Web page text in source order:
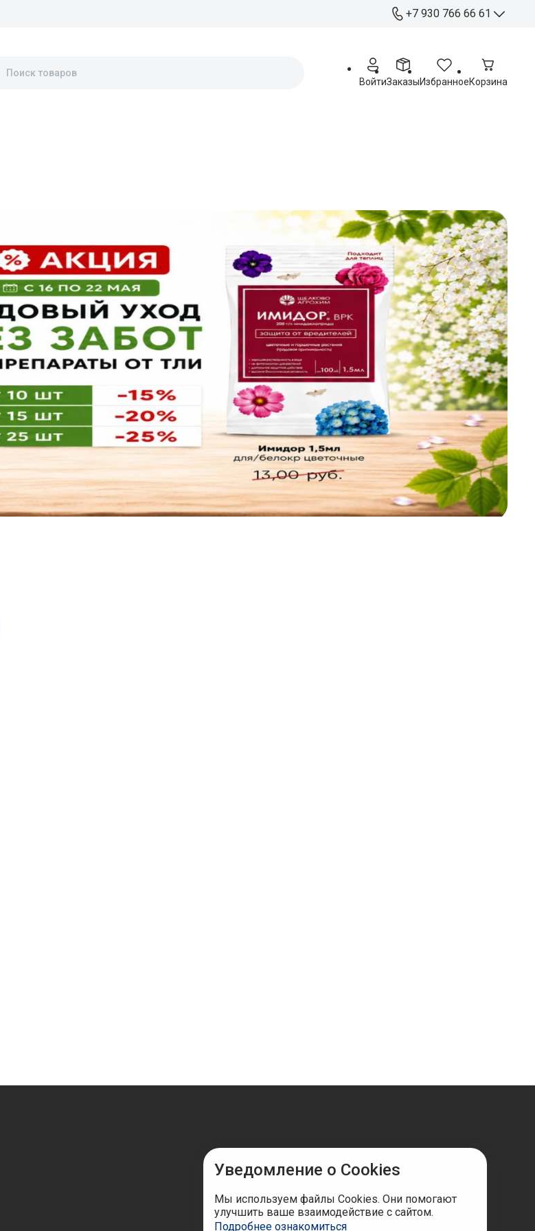
+7 930 766 66 61
Отдел продаж
+ 7 920 263 76 54
центр:
Курск, ул. Чайковского 60
Пн - Пт: 09:00 - 17:00
Сб: 09:00 - 15:00
ВойтиЗаказыИзбранноеКорзина
Уведомление о Cookies
Мы используем файлы Cookies. Они помогают
улучшить ваше взаимодействие с сайтом.
Подробнее ознакомиться